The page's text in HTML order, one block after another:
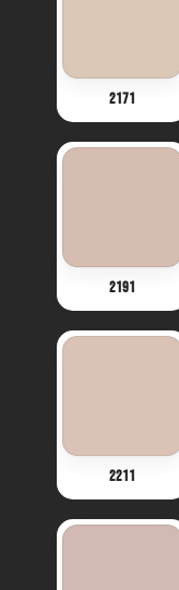
2171
2191
2211